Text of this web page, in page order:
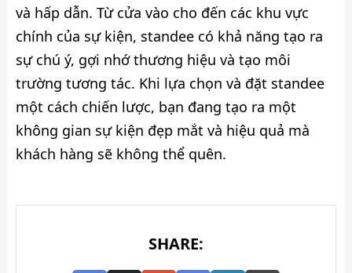
và hấp dẫn. Từ cửa vào cho đến các khu vực
chính của sự kiện, standee có khả năng tạo ra
sự chú ý, gợi nhớ thương hiệu và tạo môi
trường tương tác. Khi lựa chọn và đặt standee
một cách chiến lược, bạn đang tạo ra một
không gian sự kiện đẹp mắt và hiệu quả mà
khách hàng sẽ không thể quên.
SHARE: